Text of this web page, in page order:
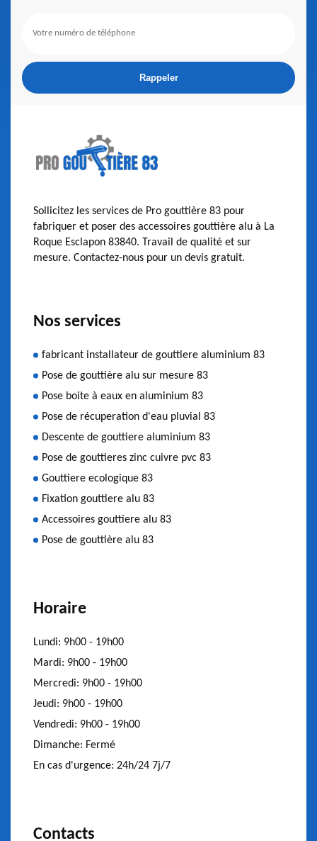
Sollicitez les services de Pro gouttière 83 pour
fabriquer et poser des accessoires gouttière alu à La
Roque Esclapon 83840. Travail de qualité et sur
mesure. Contactez-nous pour un devis gratuit.
Nos services
fabricant installateur de gouttiere aluminium 83
Pose de gouttière alu sur mesure 83
Pose boite à eaux en aluminium 83
Pose de récuperation d'eau pluvial 83
Descente de gouttiere aluminium 83
Pose de gouttieres zinc cuivre pvc 83
Gouttiere ecologique 83
Fixation gouttiere alu 83
Accessoires gouttiere alu 83
Pose de gouttière alu 83
Horaire
Lundi: 9h00 - 19h00
Mardi: 9h00 - 19h00
Mercredi: 9h00 - 19h00
Jeudi: 9h00 - 19h00
Vendredi: 9h00 - 19h00
Dimanche: Fermé
En cas d'urgence: 24h/24 7j/7
Contacts